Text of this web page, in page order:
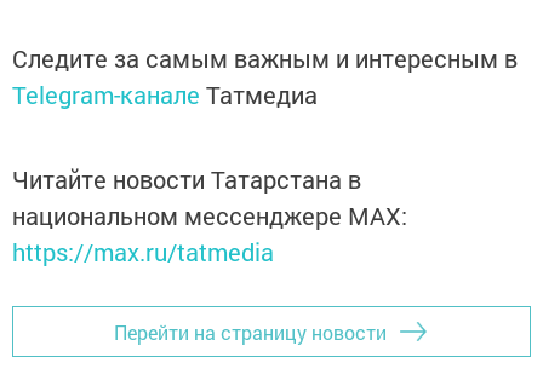
Следите за самым важным и интересным в
Telegram-канале Татмедиа
Читайте новости Татарстана в
национальном мессенджере MАХ:
https://max.ru/tatmedia
Перейти на страницу новости